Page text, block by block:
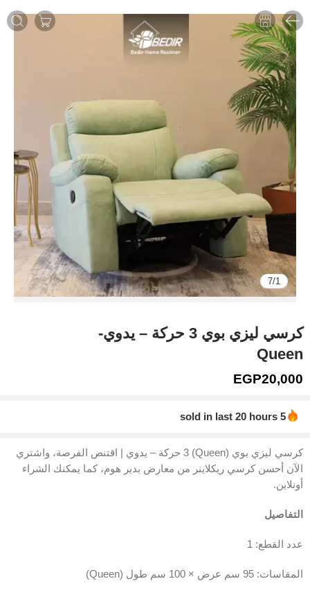
1
/
7
كرسي ليزي بوي 3 حركة – يدوي-
Queen
EGP20,000
5 sold in last 20 hours
كرسي ليزي بوي (Queen) 3 حركة – يدوي | اقتنص الفرصة، واشتري
الآن أحسن كرسي ريكلاينر من معارض بدير هوم، كما يمكنك الشراء
أونلاين.
التفاصيل
عدد القطع: 1
المقاسات: 95 سم عرض × 100 سم طول (Queen)